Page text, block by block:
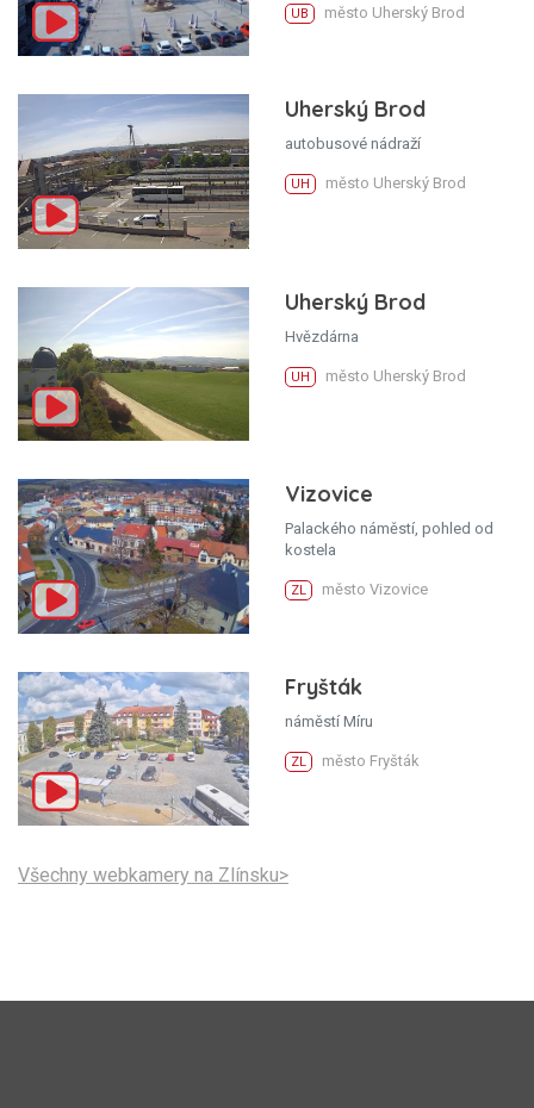
UB město Uherský Brod
Uherský Brod
autobusové nádraží
UH město Uherský Brod
Uherský Brod
Hvězdárna
UH město Uherský Brod
Vizovice
Palackého náměstí, pohled od
kostela
ZL město Vizovice
Fryšták
náměstí Míru
ZL město Fryšták
Všechny webkamery na Zlínsku>